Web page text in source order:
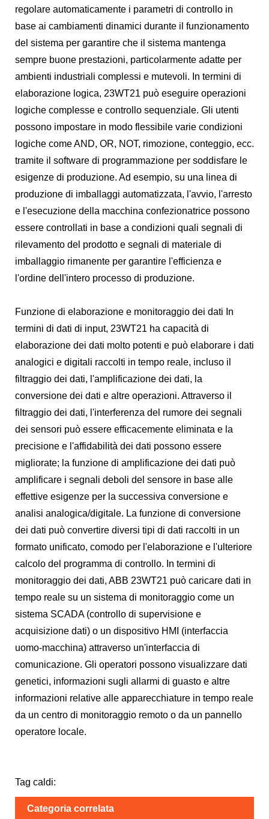
regolare automaticamente i parametri di controllo in
base ai cambiamenti dinamici durante il funzionamento
del sistema per garantire che il sistema mantenga
sempre buone prestazioni, particolarmente adatte per
ambienti industriali complessi e mutevoli. In termini di
elaborazione logica, 23WT21 può eseguire operazioni
logiche complesse e controllo sequenziale. Gli utenti
possono impostare in modo flessibile varie condizioni
logiche come AND, OR, NOT, rimozione, conteggio, ecc.
tramite il software di programmazione per soddisfare le
esigenze di produzione. Ad esempio, su una linea di
produzione di imballaggi automatizzata, l'avvio, l'arresto
e l'esecuzione della macchina confezionatrice possono
essere controllati in base a condizioni quali segnali di
rilevamento del prodotto e segnali di materiale di
imballaggio rimanente per garantire l'efficienza e
l'ordine dell'intero processo di produzione.
Funzione di elaborazione e monitoraggio dei dati In
termini di dati di input, 23WT21 ha capacità di
elaborazione dei dati molto potenti e può elaborare i dati
analogici e digitali raccolti in tempo reale, incluso il
filtraggio dei dati, l'amplificazione dei dati, la
conversione dei dati e altre operazioni. Attraverso il
filtraggio dei dati, l'interferenza del rumore dei segnali
dei sensori può essere efficacemente eliminata e la
precisione e l'affidabilità dei dati possono essere
migliorate; la funzione di amplificazione dei dati può
amplificare i segnali deboli del sensore in base alle
effettive esigenze per la successiva conversione e
analisi analogica/digitale. La funzione di conversione
dei dati può convertire diversi tipi di dati raccolti in un
formato unificato, comodo per l'elaborazione e l'ulteriore
calcolo del programma di controllo. In termini di
monitoraggio dei dati, ABB 23WT21 può caricare dati in
tempo reale su un sistema di monitoraggio come un
sistema SCADA (controllo di supervisione e
acquisizione dati) o un dispositivo HMI (interfaccia
uomo-macchina) attraverso un'interfaccia di
comunicazione. Gli operatori possono visualizzare dati
genetici, informazioni sugli allarmi di guasto e altre
informazioni relative alle apparecchiature in tempo reale
da un centro di monitoraggio remoto o da un pannello
operatore locale.
Tag caldi:
Categoria correlata